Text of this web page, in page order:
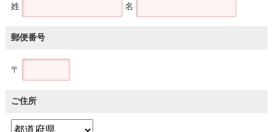
姓 名
郵便番号
〒
ご住所